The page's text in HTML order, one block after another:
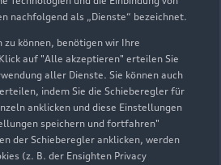
nachfolgend als „Dienste“ bezeichnet.
zu können, benötigen wir Ihre
auf "Alle akzeptieren" erteilen Sie
aller Dienste. Sie können auch
indem Sie die Schieberegler für
anklicken und diese Einstellungen
speichern und fortfahren"
der Schieberegler anklicken, werden
(z. B. der Ensighten Privacy